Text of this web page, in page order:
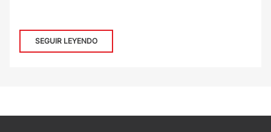
SEGUIR LEYENDO